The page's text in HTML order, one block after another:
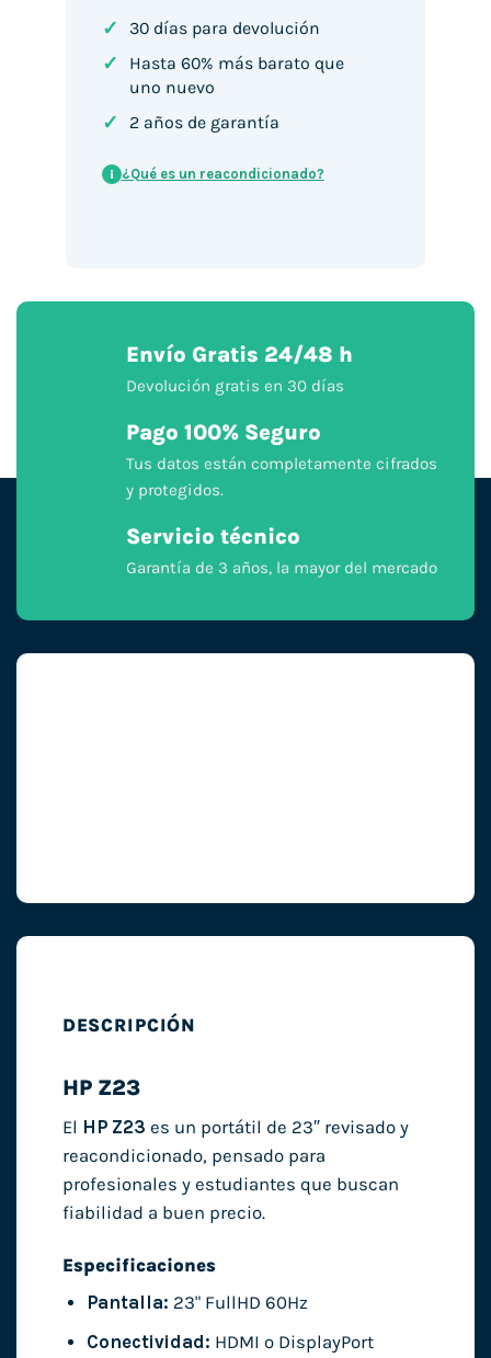
✓ 30 días para devolución
✓
Hasta 60% más barato que
uno nuevo
✓ 2 años de garantía
i ¿Qué es un reacondicionado?
Envío Gratis 24/48 h
Devolución gratis en 30 días
Pago 100% Seguro
Tus datos están completamente cifrados
y protegidos.
Servicio técnico
Garantía de 3 años, la mayor del mercado
DESCRIPCIÓN
HP Z23
El HP Z23 es un portátil de 23″ revisado y
reacondicionado, pensado para
profesionales y estudiantes que buscan
fiabilidad a buen precio.
Especificaciones
Pantalla: 23" FullHD 60Hz
Conectividad: HDMI o DisplayPort